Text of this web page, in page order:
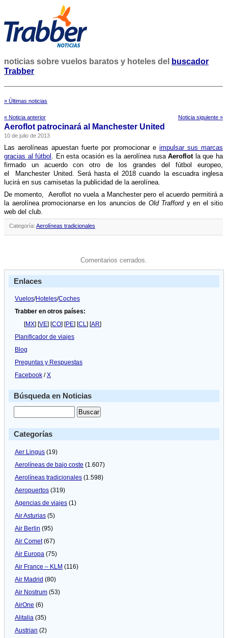
noticias sobre vuelos baratos y hoteles del
buscador
Trabber
» Últimas noticias
« Noticia anterior Noticia siguiente »
Aeroflot patrocinará al Manchester United
10 de julio de 2013
Las aerolí­neas apuestan fuerte por promocionar e impulsar sus marcas
gracias al fútbol . En esta ocasión es la aerolí­nea rusaAeroflotla que ha
firmado un acuerdo con otro de los grandes del fútbol europeo,
el Manchester United. Será hasta el 2018 cuando la escuadra inglesa
lucirá en sus camisetas la publicidad de la aerolí­nea.
De momento, Aeroflot no vuela a Manchester pero el acuerdo permitirá a
la aerolí­nea promocionarse en los anuncios de Old Traffordy en el sitio
web del club.
Categoría: Aerolíneas tradicionales
Comentarios cerrados.
Enlaces
Vuelos/Hoteles/Coches
Trabber en otros países:
[MX] [VE] [CO] [PE] [CL] [AR]
Planificador de viajes
Blog
Preguntas y Respuestas
Facebook /X
Búsqueda en Noticias
Categorías
Aer Lingus (19)
Aerolíneas de bajo coste (1.607)
Aerolíneas tradicionales (1.598)
Aeropuertos (319)
Agencias de viajes (1)
Air Asturias (5)
Air Berlin (95)
Air Comet(67)
Air Europa (75)
Air France – KLM (116)
Air Madrid (80)
Air Nostrum (53)
AirOne (6)
Alitalia (35)
Austrian (2)